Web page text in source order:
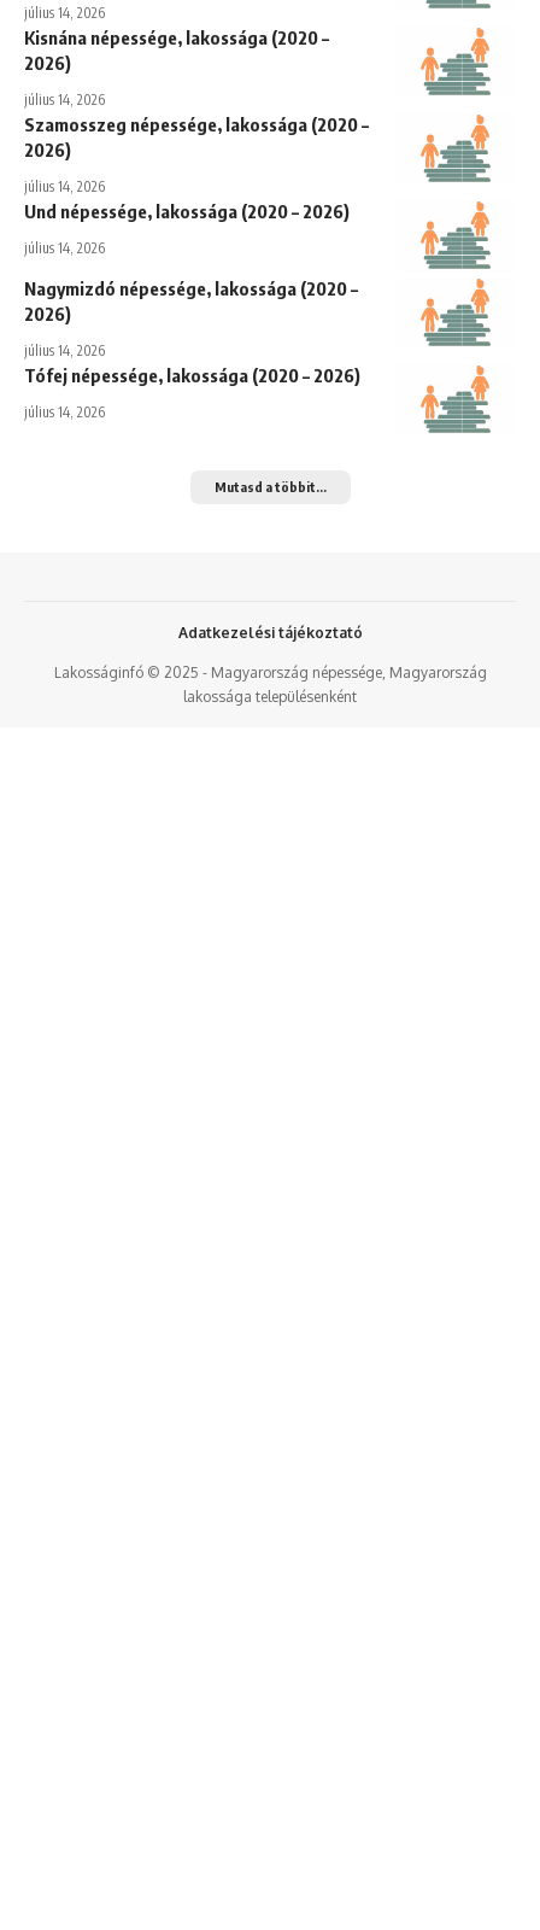
július 14, 2026
Kisnána népessége, lakossága (2020 –
2026)
július 14, 2026
Szamosszeg népessége, lakossága (2020 –
2026)
július 14, 2026
Und népessége, lakossága (2020 – 2026)
július 14, 2026
Nagymizdó népessége, lakossága (2020 –
2026)
július 14, 2026
Tófej népessége, lakossága (2020 – 2026)
július 14, 2026
Mutasd a többit...
Lakosságinfó © 2025 - Magyarország népessége, Magyarország
lakossága településenként
Adatkezelési tájékoztató